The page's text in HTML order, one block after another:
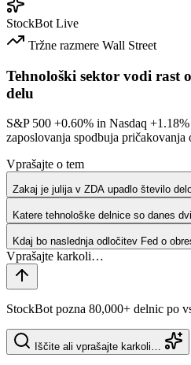
StockBot Live
Tržne razmere Wall Street
Tehnološki sektor vodi rast
delu
S&P 500 +0.60% in Nasdaq +1.18%
zaposlovanja spodbuja pričakovanja
Vprašajte o tem
Zakaj je julija v ZDA upadlo število
Katere tehnološke delnice so danes
Kdaj bo naslednja odločitev Fed o
StockBot pozna 80,000+ delnic po
Iščite ali vprašajte karkoli…